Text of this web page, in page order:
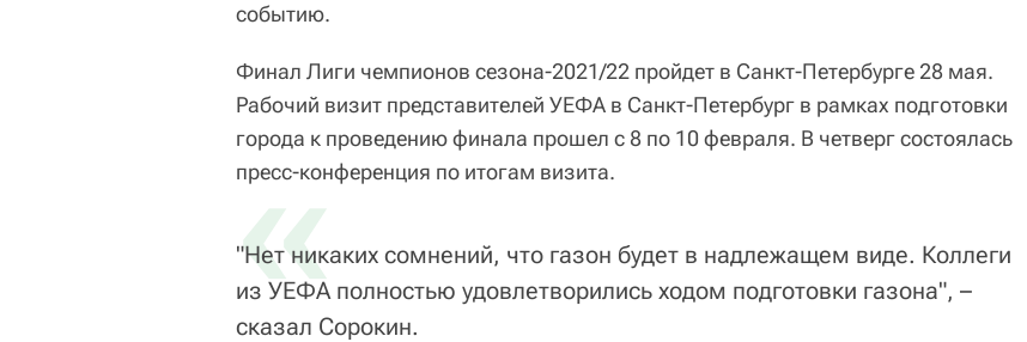
событию.
Финал Лиги чемпионов сезона-2021/22 пройдет в Санкт-Петербурге 28 мая.
Рабочий визит представителей УЕФА в Санкт-Петербург в рамках подготовки
города к проведению финала прошел с 8 по 10 февраля. В четверг состоялась
пресс-конференция по итогам визита.
«
"Нет никаких сомнений, что газон будет в надлежащем виде. Коллеги
из УЕФА полностью удовлетворились ходом подготовки газона", –
сказал Сорокин.